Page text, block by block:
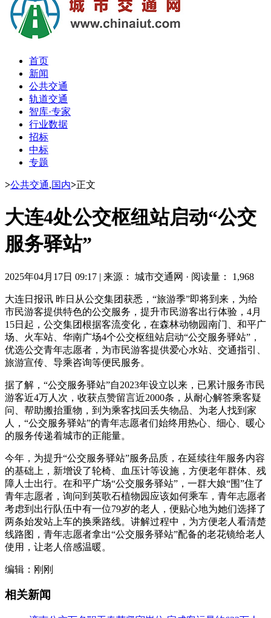
首页
新闻
公共交通
轨道交通
智库·专家
行业数据
招标
中标
专题
>公共交通,国内>正文
大连4处公交枢纽站启动“公交
服务驿站”
2025年04月17日 09:17 | 来源： 城市交通网 · 阅读量： 1,968
大连日报讯 昨日从公交集团获悉，“旅游季”即将到来，为给
市民游客提供特色的公交服务，提升市民游客出行体验，4月
15日起，公交集团根据客流变化，在森林动物园南门、和平广
场、火车站、华南广场4个公交枢纽站启动“公交服务驿站”，
优选公交青年志愿者，为市民游客提供爱心水站、交通指引、
旅游宣传、导乘咨询等便民服务。
据了解，“公交服务驿站”自2023年设立以来，已累计服务市民
游客近4万人次，收获点赞留言近2000条，从耐心解答乘客疑
问、帮助搬抬重物，到为乘客找回丢失物品、为老人找到家
人，“公交服务驿站”的青年志愿者们始终用热心、细心、暖心
的服务传递着城市的正能量。
今年，为提升“公交服务驿站”服务品质，在延续往年服务内容
的基础上，新增设了轮椅、血压计等设施，方便老年群体、残
障人士出行。在和平广场“公交服务驿站”，一群大娘“围”住了
青年志愿者，询问到英歌石植物园应该如何乘车，青年志愿者
考虑到出行队伍中有一位79岁的老人，便贴心地为她们选择了
两条始发站上车的换乘路线。讲解过程中，为方便老人看清楚
线路图，青年志愿者拿出“公交服务驿站”配备的老花镜给老人
使用，让老人倍感温暖。
编辑：刚刚
相关新闻